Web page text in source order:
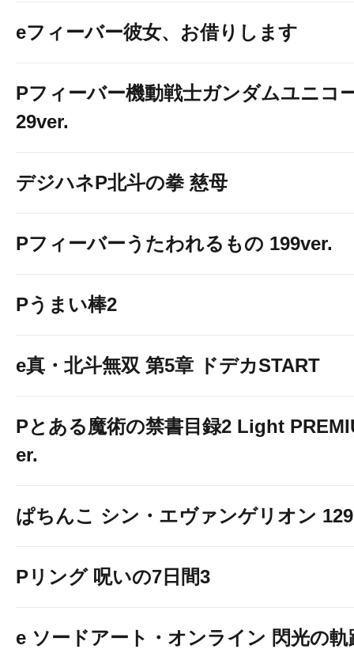
eフィーバー彼女、お借りします
Pフィーバー機動戦士ガンダムユニコ
29ver.
デジハネP北斗の拳 慈母
Pフィーバーうたわれるもの 199ver.
Pうまい棒2
e真・北斗無双 第5章 ドデカSTART
Pとある魔術の禁書目録2 Light
er.
ぱちんこ シン・エヴァンゲリオン
Pリング 呪いの7日間3
e ソードアート・オンライン 閃光の軌